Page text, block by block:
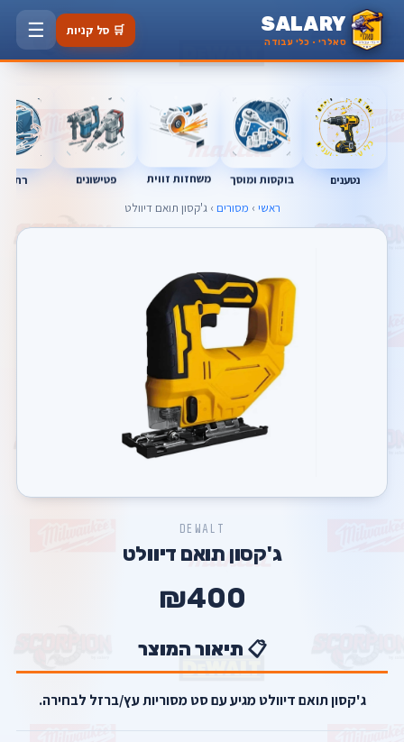
SALARY
סאלרי · כלי עבודה
🛒 סל קניות ☰
נטענים בוקסות ומוסך משחזות זווית פטישונים
ראשי › מסורים › ג'קסון תואם דיוולט
DEWALT
ג'קסון תואם דיוולט
₪400
📋 תיאור המוצר
ג'קסון תואם דיוולט מגיע עם סט מסוריות עץ/ברזל לבחירה.